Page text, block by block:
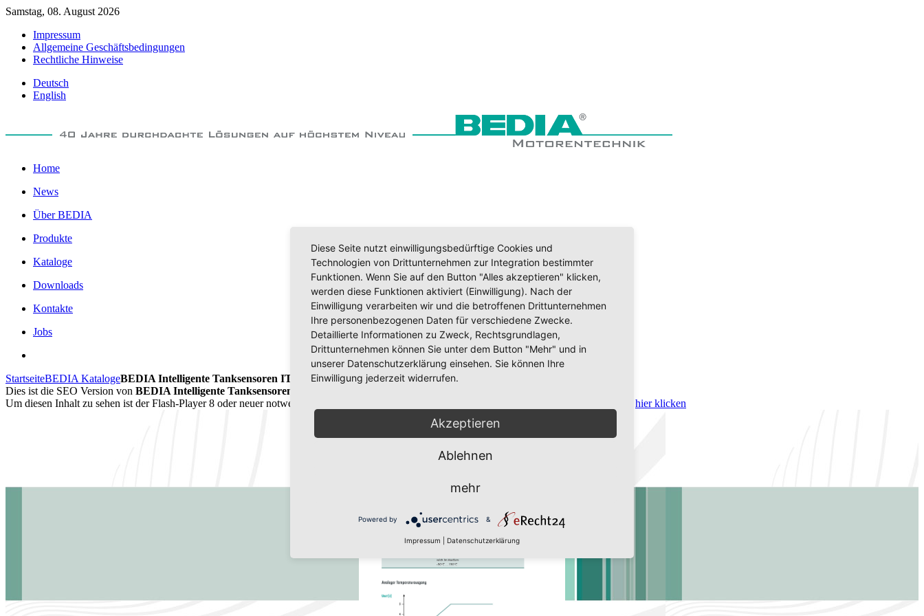
Samstag, 08. August 2026
Impressum
Allgemeine Geschäftsbedingungen
Rechtliche Hinweise
Deutsch
English
Home
News
Über BEDIA
Produkte
Kataloge
Downloads
Kontakte
Jobs
StartseiteBEDIA KatalogeBEDIA Intelligente Tanksensoren ITS 60/65
Dies ist die SEO Version von BEDIA Intelligente Tanksensoren ITS 60/65 Seite 19
Um diesen Inhalt zu sehen ist der Flash-Player 8 oder neuer notwendig und Javascript muss erlaubt sein. Zum downloaden des Flach-Player bitte hier klicken
Diese Seite nutzt einwilligungsbedürftige Cookies und
Technologien von Drittunternehmen zur Integration bestimmter
Funktionen. Wenn Sie auf den Button "Alles akzeptieren" klicken,
werden diese Funktionen aktiviert (Einwilligung). Nach der
Einwilligung verarbeiten wir und die betroffenen Drittunternehmen
Ihre personenbezogenen Daten für verschiedene Zwecke.
Detaillierte Informationen zu Zweck, Rechtsgrundlagen,
Drittunternehmen können Sie unter dem Button "Mehr" und in
unserer Datenschutzerklärung einsehen. Sie können Ihre
Einwilligung jederzeit widerrufen.
Akzeptieren
Ablehnen
mehr
Powered by &
Impressum Datenschutzerklärung